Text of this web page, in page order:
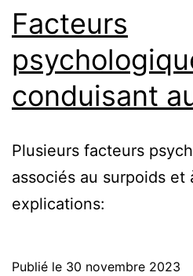
Facteurs
conduisant
Plusieurs facteurs
associés au surpoids et
explications:
Publié le 30 novembre 2023